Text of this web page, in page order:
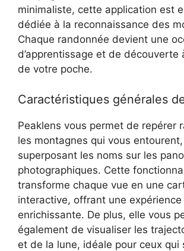
minimaliste, cette application est
dédiée à la reconnaissance des
Chaque randonnée devient une
d’apprentissage et de découverte
de votre poche.
Caractéristiques générales
Peaklens vous permet de repérer
les montagnes qui vous
superposant les noms sur les
photographiques. Cette
transforme chaque vue en une
interactive, offrant une expérience
enrichissante. De plus, elle vous
également de visualiser les
et de la lune, idéale pour ceux qui